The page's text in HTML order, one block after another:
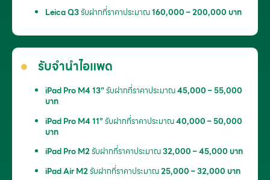
Leica Q3รับฝากที่ราคาประมาณ160,000 – 200,000 บาท
รับจำนำไอแพด
iPad Pro M4 13”รับฝากที่ราคาประมาณ45,000 – 55,000
บาท
iPad Pro M4 11”รับฝากที่ราคาประมาณ40,000 – 50,000
บาท
iPad Pro M2รับฝากที่ราคาประมาณ32,000 – 45,000 บาท
iPad Air M2รับฝากที่ราคาประมาณ25,000 – 32,000 บาท